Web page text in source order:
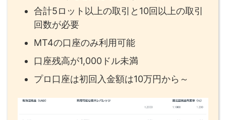
合計5ロット以上の取引と10回以上の取引
回数が必要
MT4の口座のみ利用可能
口座残高が1,000ドル未満
プロ口座は初回入金額は10万円から～